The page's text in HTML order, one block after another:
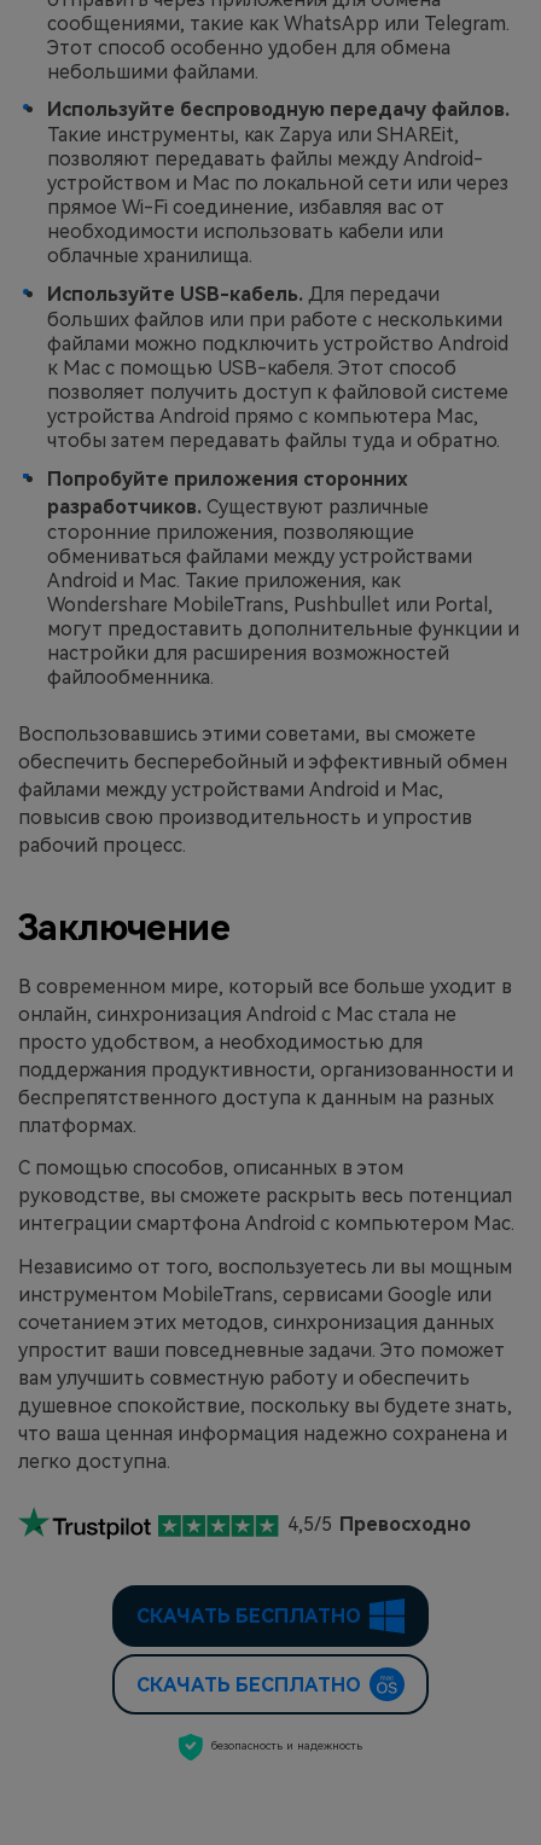
сообщениями, такие как WhatsApp или Telegram.
Этот способ особенно удобен для обмена
небольшими файлами.
Используйте беспроводную передачу файлов.
Такие инструменты, как Zapya или SHAREit,
позволяют передавать файлы между Android-
устройством и Mac по локальной сети или через
прямое Wi-Fi соединение, избавляя вас от
необходимости использовать кабели или
облачные хранилища.
Используйте USB-кабель. Для передачи
больших файлов или при работе с несколькими
файлами можно подключить устройство Android
к Mac с помощью USB-кабеля. Этот способ
позволяет получить доступ к файловой системе
устройства Android прямо с компьютера Mac,
чтобы затем передавать файлы туда и обратно.
Попробуйте приложения сторонних
разработчиков. Существуют различные
сторонние приложения, позволяющие
обмениваться файлами между устройствами
Android и Mac. Такие приложения, как
Wondershare MobileTrans, Pushbullet или Portal,
могут предоставить дополнительные функции и
настройки для расширения возможностей
файлообменника.
Воспользовавшись этими советами, вы сможете
обеспечить бесперебойный и эффективный обмен
файлами между устройствами Android и Mac,
повысив свою производительность и упростив
рабочий процесс.
Заключение
В современном мире, который все больше уходит в
онлайн, синхронизация Android с Mac стала не
просто удобством, а необходимостью для
поддержания продуктивности, организованности и
беспрепятственного доступа к данным на разных
платформах.
С помощью способов, описанных в этом
руководстве, вы сможете раскрыть весь потенциал
интеграции смартфона Android с компьютером Mac.
Независимо от того, воспользуетесь ли вы мощным
инструментом MobileTrans, сервисами Google или
сочетанием этих методов, синхронизация данных
упростит ваши повседневные задачи. Это поможет
вам улучшить совместную работу и обеспечить
душевное спокойствие, поскольку вы будете знать,
что ваша ценная информация надежно сохранена и
легко доступна.
4,5/5 Превосходно
СКАЧАТЬ БЕСПЛАТНО
СКАЧАТЬ БЕСПЛАТНО
безопасность и надежность